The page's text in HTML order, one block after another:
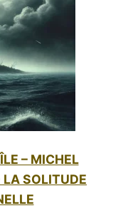
– MICHEL
LA SOLITUDE